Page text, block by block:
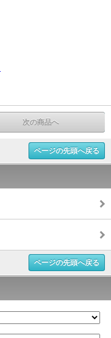
次の商品へ
ページの先頭へ戻る
ページの先頭へ戻る